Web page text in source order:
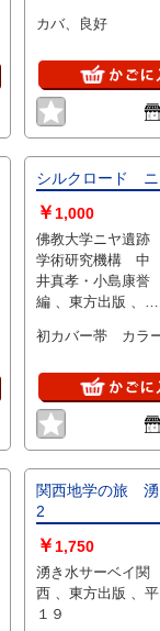
カバ、良好
シルクロード ニ
￥ 1,000
佛教大学ニヤ遺跡
学術研究機構 中
井真孝・小島康誉
編 、東方出版 、02
初カバー帯 カラ
関西地学の旅
2
￥ 1,750
湧き水サーベイ関
西 、東方出版 、平
１９